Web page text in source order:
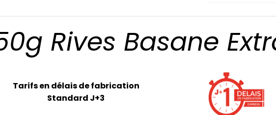
Rives Basane
Tarifs en délais de fabrication
Standard J+3